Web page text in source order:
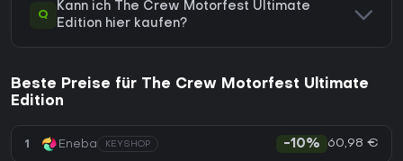
Q
Kann ich The Crew Motorfest Ultimate
Edition hier kaufen?
Beste Preise für The Crew Motorfest Ultimate
Edition
1 Eneba KEYSHOP -10% 60,98 €